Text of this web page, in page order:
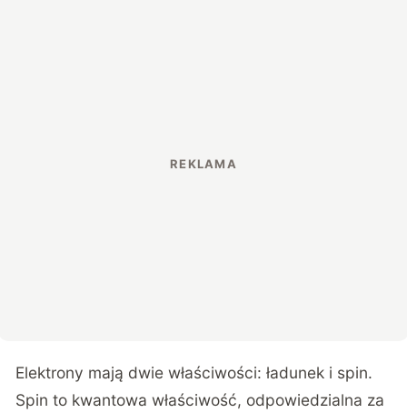
Elektrony mają dwie właściwości: ładunek i spin.
Spin to kwantowa właściwość, odpowiedzialna za